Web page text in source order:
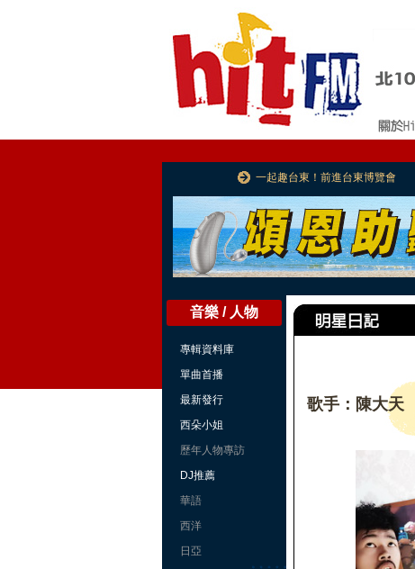
一起趣台東！前進台東博覽會
音樂 / 人物
專輯資料庫
單曲首播
最新發行
西朵小姐
歷年人物專訪
DJ推薦
華語
西洋
日亞
歌手：陳大天